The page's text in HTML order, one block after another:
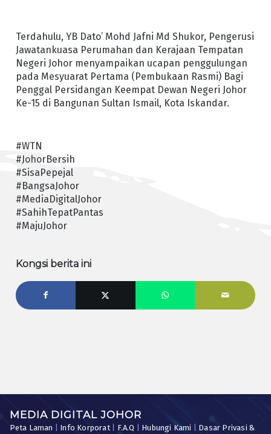
Terdahulu, YB Dato’ Mohd Jafni Md Shukor, Pengerusi
Jawatankuasa Perumahan dan Kerajaan Tempatan
Negeri Johor menyampaikan ucapan penggulungan
pada Mesyuarat Pertama (Pembukaan Rasmi) Bagi
Penggal Persidangan Keempat Dewan Negeri Johor
Ke-15 di Bangunan Sultan Ismail, Kota Iskandar.
#WTN
#JohorBersih
#SisaPepejal
#BangsaJohor
#MediaDigitalJohor
#SahihTepatPantas
#MajuJohor
Kongsi berita ini
MEDIA DIGITAL JOHOR
Peta Laman Info Korporat| F.A.Q Hubungi Kami
Dasar Privasi &